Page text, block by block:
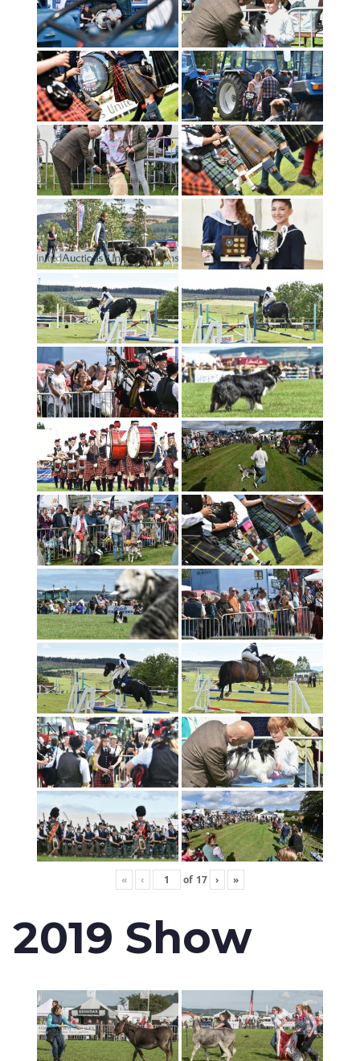
« ‹ of 17 › »
2019 Show